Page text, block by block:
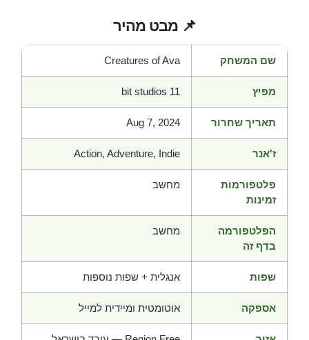
📌 מבט מהיר
שם המשחק Creatures of Ava
מפיץ 11 bit studios
תאריך שחרור Aug 7, 2024
ז'אנר Action, Adventure, Indie
פלטפורמות
זמינות
מחשב
הפלטפורמה
בדף זה
מחשב
שפות אנגלית + שפות נוספות
אספקה אוטומטית ומיידית למייל